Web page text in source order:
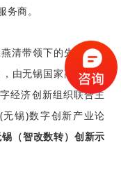
商。
清带领下的先导智能
由无锡国家高新技术
经济创新组织联合主
无锡)数字创新产业论
（智改数转）创新示